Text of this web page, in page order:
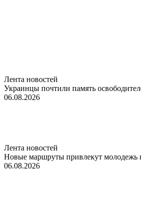
Лента новостей
Украинцы почтили память
06.08.2026
Лента новостей
Новые маршруты привлекут молодежь
06.08.2026